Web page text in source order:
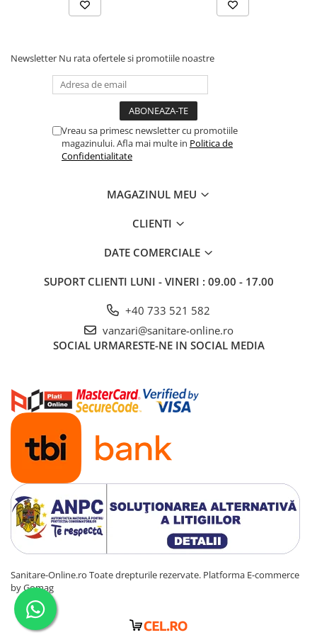
Newsletter Nu rata ofertele si promotiile noastre
Vreau sa primesc newsletter cu promotiile
magazinului. Afla mai multe in Politica de
Confidentialitate
MAGAZINUL MEU
CLIENTI
DATE COMERCIALE
SUPORT CLIENTI LUNI - VINERI : 09.00 - 17.00
+40 733 521 582
vanzari@sanitare-online.ro
SOCIAL URMARESTE-NE IN SOCIAL MEDIA
Sanitare-Online.ro Toate drepturile rezervate. Platforma E-commerce
by Gomag